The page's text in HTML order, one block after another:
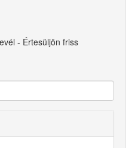
- Értesüljön friss